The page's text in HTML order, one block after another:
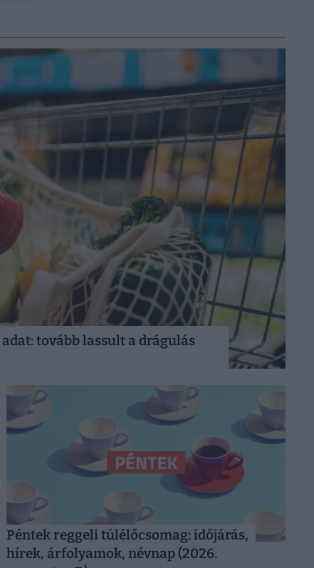
tovább lassult a drágulás
Péntek reggeli túlélőcsomag: időjárás,
hírek, árfolyamok, névnap (2026.